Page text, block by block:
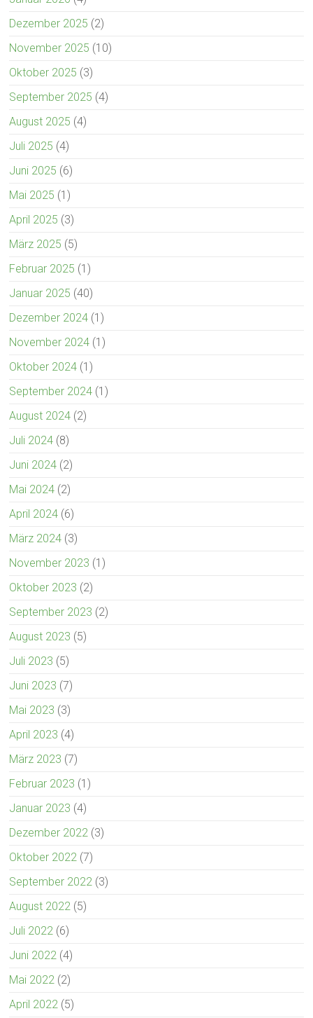
Dezember 2025 (2)
November 2025 (10)
Oktober 2025 (3)
September 2025 (4)
August 2025 (4)
Juli 2025 (4)
Juni 2025 (6)
Mai 2025 (1)
April 2025 (3)
März 2025 (5)
Februar 2025 (1)
Januar 2025 (40)
Dezember 2024 (1)
November 2024 (1)
Oktober 2024 (1)
September 2024 (1)
August 2024 (2)
Juli 2024 (8)
Juni 2024 (2)
Mai 2024 (2)
April 2024 (6)
März 2024 (3)
November 2023 (1)
Oktober 2023 (2)
September 2023 (2)
August 2023 (5)
Juli 2023 (5)
Juni 2023 (7)
Mai 2023 (3)
April 2023 (4)
März 2023 (7)
Februar 2023 (1)
Januar 2023 (4)
Dezember 2022 (3)
Oktober 2022 (7)
September 2022 (3)
August 2022 (5)
Juli 2022 (6)
Juni 2022 (4)
Mai 2022 (2)
April 2022 (5)